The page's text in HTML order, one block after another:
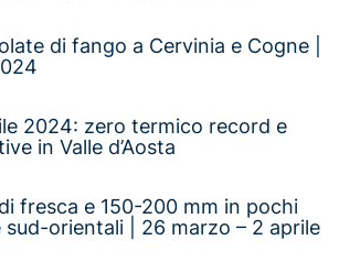
di fango a Cervinia e Cogne |
2024: zero termico record e
in Valle d’Aosta
fresca e 150-200 mm in pochi
sud-orientali | 26 marzo – 2 aprile